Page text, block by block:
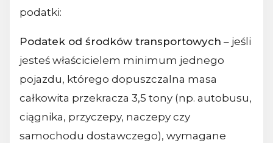
podatki:
Podatek od środków transportowych – jeśli
jesteś właścicielem minimum jednego
pojazdu, którego dopuszczalna masa
całkowita przekracza 3,5 tony (np. autobusu,
ciągnika, przyczepy, naczepy czy
samochodu dostawczego), wymagane